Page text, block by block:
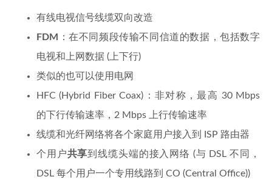
有线电视信号线缆双向改造
FDM
：在不同频段传输不同信道的数据，包括数字
电视和上网数据 (上下行)
类似的也可以使用电网
HFC (Hybrid Fiber Coax)：非对称，最高 30 Mbps
的下行传输速率，2 Mbps 上行传输速率
线缆和光纤网络将各个家庭用户接入到 ISP 路由器
个用户共享到线缆头端的接入网络 (与 DSL 不同，
DSL 每个用户一个专用线路到 CO (Central Office))